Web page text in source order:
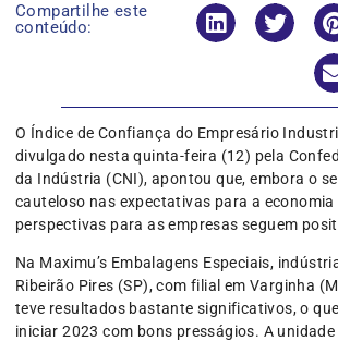
Compartilhe este
conteúdo:
O Índice de Confiança do Empresário
divulgado nesta quinta-feira (12) pela
da Indústria (CNI), apontou que, embora o
cauteloso nas expectativas para a economia
perspectivas para as empresas seguem
Na Maximu’s Embalagens Especiais,
Ribeirão Pires (SP), com filial em Varginha
teve resultados bastante significativos, o
iniciar 2023 com bons presságios. A